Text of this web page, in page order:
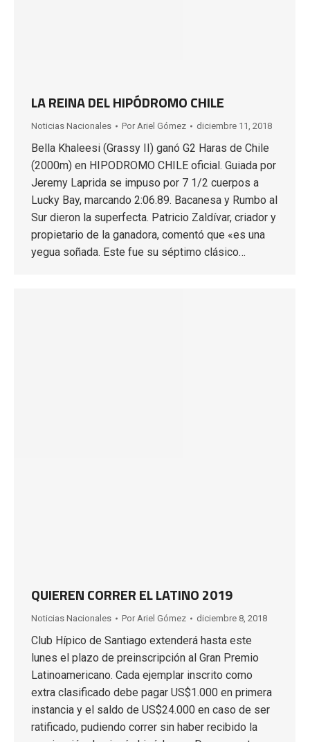
LA REINA DEL HIPÓDROMO CHILE
Noticias Nacionales Por Ariel Gómez diciembre 11, 2018
Bella Khaleesi (Grassy II) ganó G2 Haras de Chile
(2000m) en HIPODROMO CHILE oficial. Guiada por
Jeremy Laprida se impuso por 7 1/2 cuerpos a
Lucky Bay, marcando 2:06.89. Bacanesa y Rumbo al
Sur dieron la superfecta. Patricio Zaldívar, criador y
propietario de la ganadora, comentó que «es una
yegua soñada. Este fue su séptimo clásico…
QUIEREN CORRER EL LATINO 2019
Noticias Nacionales Por Ariel Gómez diciembre 8, 2018
Club Hípico de Santiago extenderá hasta este
lunes el plazo de preinscripción al Gran Premio
Latinoamericano. Cada ejemplar inscrito como
extra clasificado debe pagar US$1.000 en primera
instancia y el saldo de US$24.000 en caso de ser
ratificado, pudiendo correr sin haber recibido la